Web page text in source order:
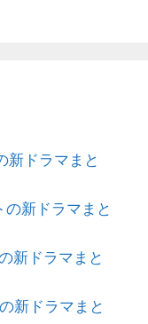
新ドラマまと
新ドラマまと
新ドラマまと
新ドラマまと